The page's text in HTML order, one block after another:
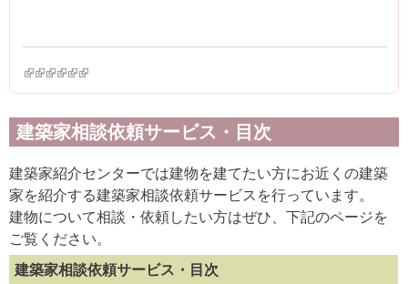
(link is external)
(link is external)
(link is external)
(link is external)
(link is external)
(link is external)
建築家相談依頼サービス・目次
建築家紹介センターでは建物を建てたい方にお近くの建築
家を紹介する建築家相談依頼サービスを行っています。
建物について相談・依頼したい方はぜひ、下記のページを
ご覧ください。
建築家相談依頼サービス・目次